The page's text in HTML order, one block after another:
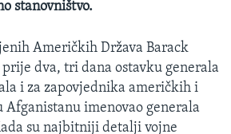
stanovništvo.
Američkih Država Barack
dva, tri dana ostavku generala
i za zapovjednika američkih i
Afganistanu imenovao generala
su najbitniji detalji vojne